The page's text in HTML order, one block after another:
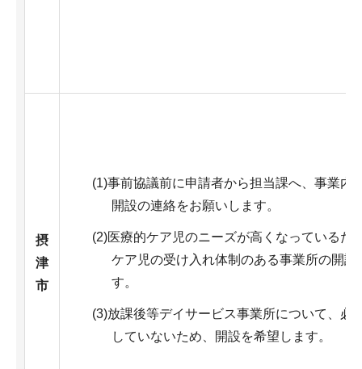
摂
津
市
(1)事前協議前に申請者から担当課へ、事業内
開設の連絡をお願いします。
(2)医療的ケア児のニーズが高くなっているた
ケア児の受け入れ体制のある事業所の開設
す。
(3)放課後等デイサービス事業所について、必
していないため、開設を希望します。